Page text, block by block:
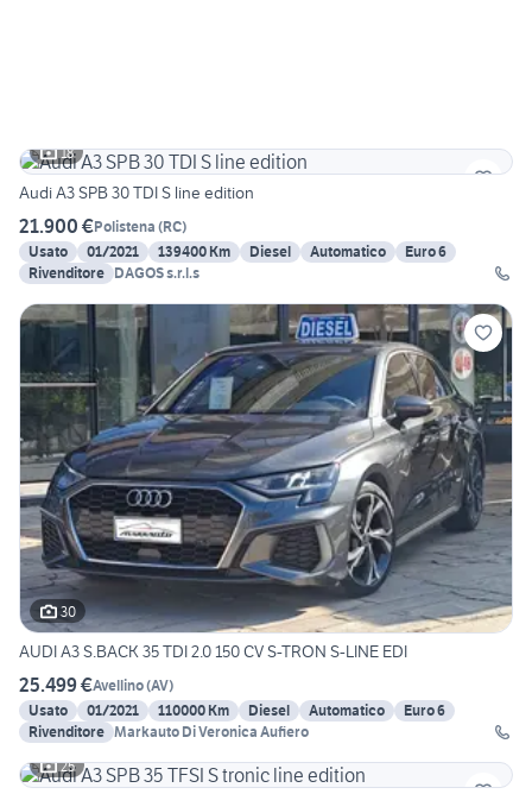
18
Audi A3 SPB 30 TDI S line edition
21.900 €Polistena (RC)
Usato
01/2021 139400 Km Diesel Automatico
Euro 6
Rivenditore DAGOS s.r.l.s
30
AUDI A3 S.BACK 35 TDI 2.0 150 CV S-TRON S-LINE EDI
25.499 €Avellino(AV)
Usato
01/2021 110000 Km Diesel Automatico
Euro 6
Rivenditore Markauto Di Veronica Aufiero
25